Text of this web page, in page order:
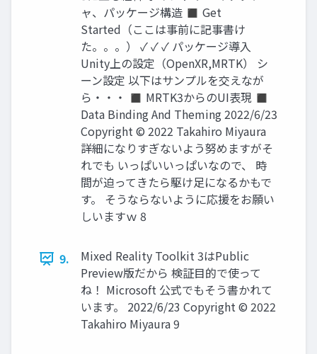
ャ、パッケージ構造 ◼ Get
Started（ここは事前に記事書け
た。。。） ✓ ✓ ✓ パッケージ導入
Unity上の設定（OpenXR,MRTK） シ
ーン設定 以下はサンプルを交えなが
ら・・・ ◼ MRTK3からのUI表現 ◼
Data Binding And Theming 2022/6/23
Copyright © 2022 Takahiro Miyaura
詳細になりすぎないよう努めますがそ
れでも いっぱいいっぱいなので、 時
間が迫ってきたら駆け足になるかもで
す。 そうならないように応援をお願い
しいますｗ 8
9.
Mixed Reality Toolkit 3はPublic
Preview版だから 検証目的で使って
ね！ Microsoft 公式でもそう書かれて
います。 2022/6/23 Copyright © 2022
Takahiro Miyaura 9